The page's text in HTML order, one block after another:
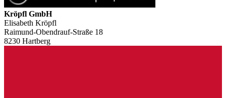
Kröpfl GmbH
Elisabeth Kröpfl
Raimund-Obendrauf-Straße 18
8230 Hartberg